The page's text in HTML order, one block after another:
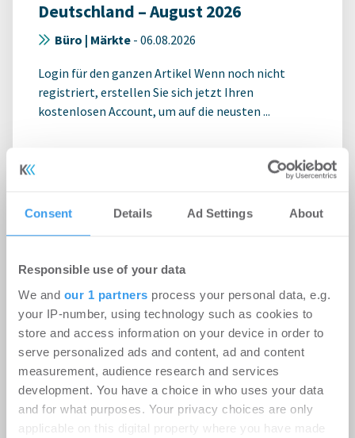
Consent Details Ad Settings About
Responsible use of your data
We and our 1 partners process your personal data, e.g.
your IP-number, using technology such as cookies to
store and access information on your device in order to
serve personalized ads and content, ad and content
measurement, audience research and services
development. You have a choice in who uses your data
and for what purposes. Your privacy choices are only
applicable on this digital property where you have made
Deutschland – August 2026
Büro | Märkte - 06.08.2026
Login für den ganzen Artikel Wenn noch nicht
registriert, erstellen Sie sich jetzt Ihren
kostenlosen Account, um auf die neusten ...
Ampega Asset Management gewinnt
ODDO BHF SE für den SKYPER
Büro | Deals Miete - 06.08.2026